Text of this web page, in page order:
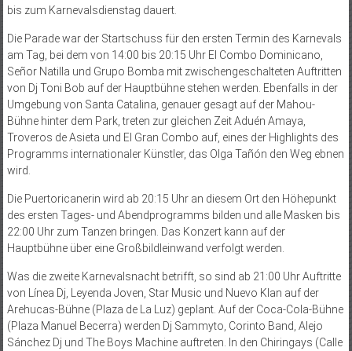
bis zum Karnevalsdienstag dauert.
Die Parade war der Startschuss für den ersten Termin des Karnevals
am Tag, bei dem von 14:00 bis 20:15 Uhr El Combo Dominicano,
Señor Natilla und Grupo Bomba mit zwischengeschalteten Auftritten
von Dj Toni Bob auf der Hauptbühne stehen werden. Ebenfalls in der
Umgebung von Santa Catalina, genauer gesagt auf der Mahou-
Bühne hinter dem Park, treten zur gleichen Zeit Aduén Amaya,
Troveros de Asieta und El Gran Combo auf, eines der Highlights des
Programms internationaler Künstler, das Olga Tañón den Weg ebnen
wird.
Die Puertoricanerin wird ab 20:15 Uhr an diesem Ort den Höhepunkt
des ersten Tages- und Abendprogramms bilden und alle Masken bis
22:00 Uhr zum Tanzen bringen. Das Konzert kann auf der
Hauptbühne über eine Großbildleinwand verfolgt werden.
Was die zweite Karnevalsnacht betrifft, so sind ab 21:00 Uhr Auftritte
von Línea Dj, Leyenda Joven, Star Music und Nuevo Klan auf der
Arehucas-Bühne (Plaza de La Luz) geplant. Auf der Coca-Cola-Bühne
(Plaza Manuel Becerra) werden Dj Sammyto, Corinto Band, Alejo
Sánchez Dj und The Boys Machine auftreten. In den Chiringays (Calle